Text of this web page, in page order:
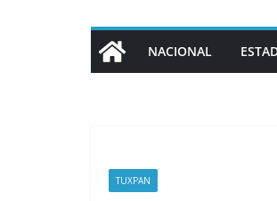
NACIONAL
TUXPAN